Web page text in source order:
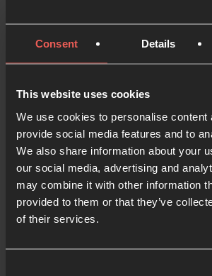
Consent Details
This website uses cookies
We use cookies to personalise content
provide social media features and to
We also share information about your
our social media, advertising and
may combine it with other information
provided to them or that they’ve
of their services.
Richard Piper
Director financiero (CFO)
(CFO). Richard vive en Londres,
y tiene 2 hijos. Le gusta ver fútbol
junto al mar.